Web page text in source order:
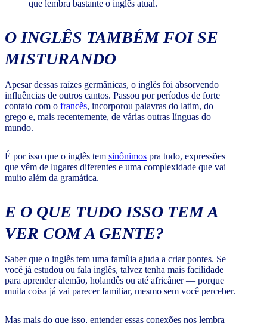
que lembra bastante o inglês atual.
O INGLÊS TAMBÉM FOI SE
MISTURANDO
Apesar dessas raízes germânicas, o inglês foi absorvendo
influências de outros cantos. Passou por períodos de forte
contato com o francês, incorporou palavras do latim, do
grego e, mais recentemente, de várias outras línguas do
mundo.
É por isso que o inglês tem sinônimos pra tudo, expressões
que vêm de lugares diferentes e uma complexidade que vai
muito além da gramática.
E O QUE TUDO ISSO TEM A
VER COM A GENTE?
Saber que o inglês tem uma família ajuda a criar pontes. Se
você já estudou ou fala inglês, talvez tenha mais facilidade
para aprender alemão, holandês ou até africâner — porque
muita coisa já vai parecer familiar, mesmo sem você perceber.
Mas mais do que isso, entender essas conexões nos lembra